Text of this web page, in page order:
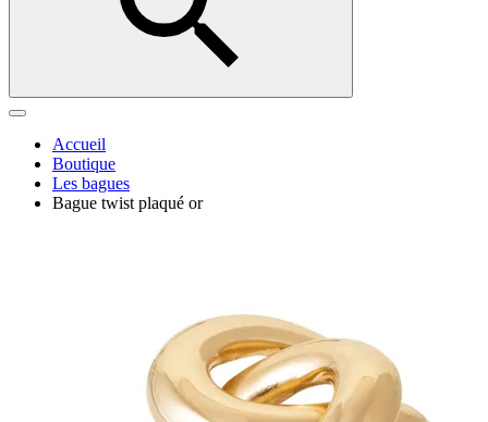
Accueil
Boutique
Les bagues
Bague twist plaqué or